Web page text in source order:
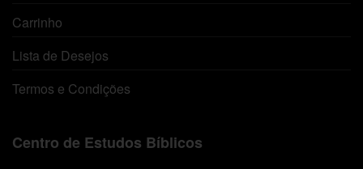
Carrinho
Lista de Desejos
Termos e Condições
Centro de Estudos Bíblicos